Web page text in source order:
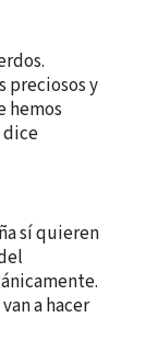
preciosos y
hemos
dice
sí quieren
a hacer